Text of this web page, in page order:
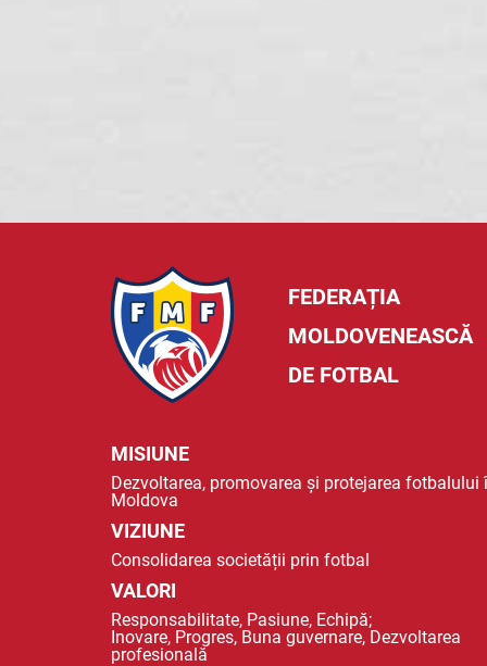
FEDERAȚIA
MOLDOVENEASCĂ
DE FOTBAL
MISIUNE
Dezvoltarea, promovarea și protejarea fotbalului
Moldova
VIZIUNE
Consolidarea societății prin fotbal
VALORI
Responsabilitate, Pasiune, Echipă;
Inovare, Progres, Buna guvernare, Dezvoltarea
profesională